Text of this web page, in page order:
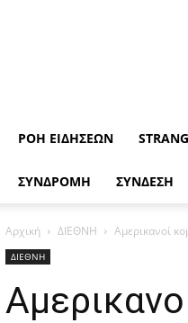
ΡΟΉ ΕΙΔΉΣΕΩΝ
ΣΥΝΔΡΟΜΗ ΣΥΝΔΕΣΗ
Αρχική ΔΙΕΘΝΗ Αμερικανοί
ΔΙΕΘΝΗ